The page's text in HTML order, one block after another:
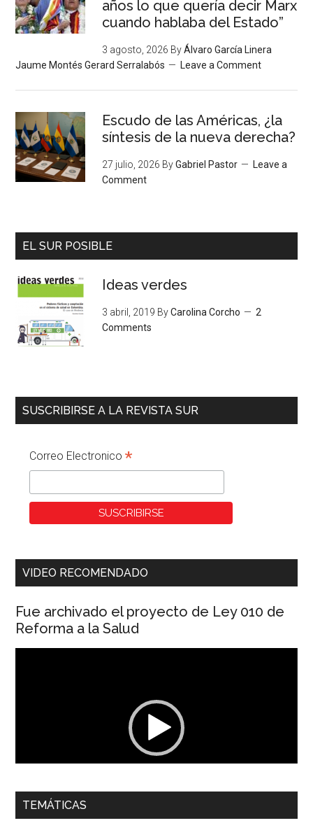
años lo que quería decir Marx
cuando hablaba del Estado”
3 agosto, 2026 ByÁlvaro García Linera
Jaume Montés Gerard Serralabós
Leave a Comment
Escudo de las Américas, ¿la
síntesis de la nueva derecha?
27 julio, 2026 ByGabriel Pastor
Leave a
Comment
EL SUR POSIBLE
Ideas verdes
3 abril, 2019 ByCarolina Corcho
2
Comments
SUSCRIBIRSE A LA REVISTA SUR
Correo Electronico*
VIDEO RECOMENDADO
Fue archivado el proyecto de Ley 010 de
Reforma a la Salud
00:00 01:04
Dra. Carolina Corcho Mejía,Presidenta Corporación
TEMÁTICAS